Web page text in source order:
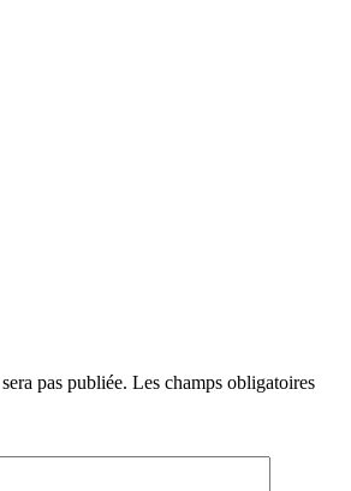
pas publiée. Les champs obligatoires